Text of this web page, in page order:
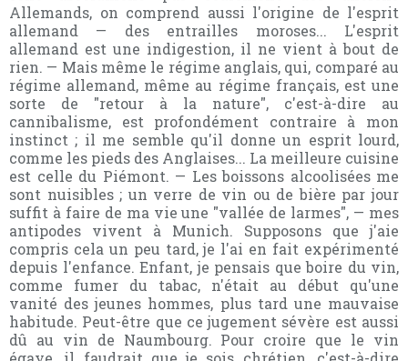
Allemands, on comprend aussi l'origine de l'esprit
allemand — des entrailles moroses... L'esprit
allemand est une indigestion, il ne vient à bout de
rien. — Mais même le régime anglais, qui, comparé au
régime allemand, même au régime français, est une
sorte de "retour à la nature", c'est-à-dire au
cannibalisme, est profondément contraire à mon
instinct ; il me semble qu'il donne un esprit lourd,
comme les pieds des Anglaises... La meilleure cuisine
est celle du Piémont. — Les boissons alcoolisées me
sont nuisibles ; un verre de vin ou de bière par jour
suffit à faire de ma vie une "vallée de larmes", — mes
antipodes vivent à Munich. Supposons que j'aie
compris cela un peu tard, je l'ai en fait expérimenté
depuis l'enfance. Enfant, je pensais que boire du vin,
comme fumer du tabac, n'était au début qu'une
vanité des jeunes hommes, plus tard une mauvaise
habitude. Peut-être que ce jugement sévère est aussi
dû au vin de Naumbourg. Pour croire que le vin